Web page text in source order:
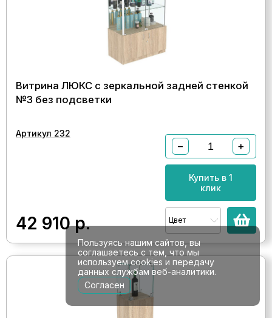
Витрина ЛЮКС с зеркальной задней стенкой
№3 без подсветки
Артикул 232
42 910р.
− +
Купить в 1
клик
Цвет
Пользуясь нашим сайтов, вы
соглашаетесь с тем, что мы
используем cookies и передачу
данных службам веб-аналитики.
Согласен